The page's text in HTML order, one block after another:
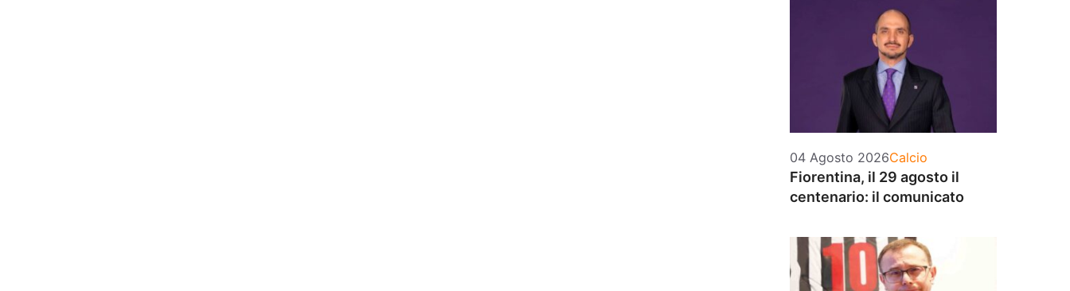
04 Agosto 2026Categorie
Calcio
Fiorentina, il 29 agosto il
centenario: il comunicato